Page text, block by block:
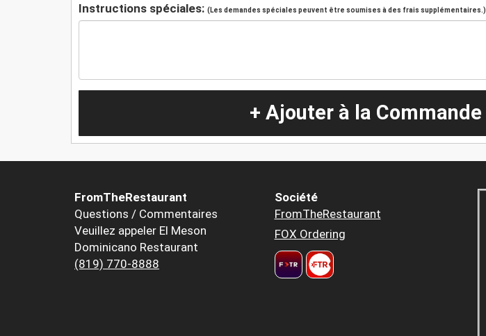
Instructions spéciales: (Les demandes spéciales peuvent être soumises à des frais supplémentaires.)
+ Ajouter à la Commande
FromTheRestaurant
Questions / Commentaires
Veuillez appeler El Meson
Dominicano Restaurant
(819) 770-8888
Société
FromTheRestaurant
FOX Ordering